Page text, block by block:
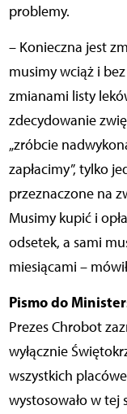
problemy.
– Konieczna jest
musimy wciąż i
zmianami listy
zdecydowanie
„zróbcie
zapłacimy”, tylko
przeznaczone na
Musimy kupić i
odsetek, a sami
miesiącami –
Pismo do
Prezes Chrobot
wyłącznie
wszystkich
wystosowało w